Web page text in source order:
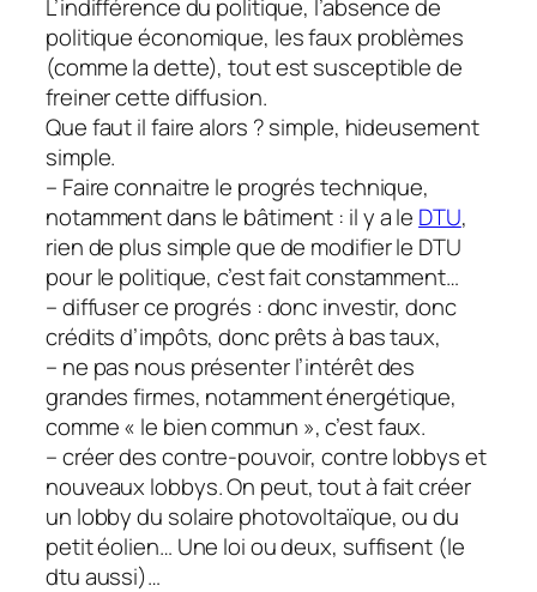
L’indifférence du politique, l’absence de
politique économique, les faux problèmes
(comme la dette), tout est susceptible de
freiner cette diffusion.
Que faut il faire alors ? simple, hideusement
simple.
– Faire connaitre le progrés technique,
notamment dans le bâtiment : il y a le DTU,
rien de plus simple que de modifier le DTU
pour le politique, c’est fait constamment…
– diffuser ce progrés : donc investir, donc
crédits d’impôts, donc prêts à bas taux,
– ne pas nous présenter l’intérêt des
grandes firmes, notamment énergétique,
comme « le bien commun », c’est faux.
– créer des contre-pouvoir, contre lobbys et
nouveaux lobbys. On peut, tout à fait créer
un lobby du solaire photovoltaïque, ou du
petit éolien… Une loi ou deux, suffisent (le
dtu aussi)…